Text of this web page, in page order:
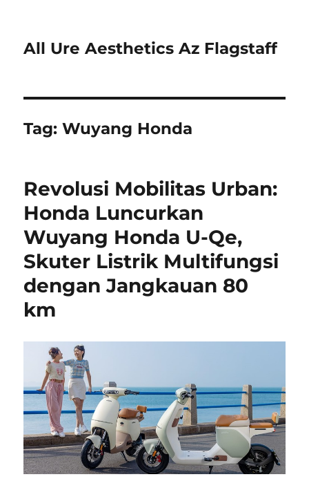
All Ure Aesthetics Az Flagstaff
Tag:Wuyang Honda
Revolusi Mobilitas Urban:
Honda Luncurkan
Wuyang Honda U-Qe,
Skuter Listrik Multifungsi
dengan Jangkauan 80
km